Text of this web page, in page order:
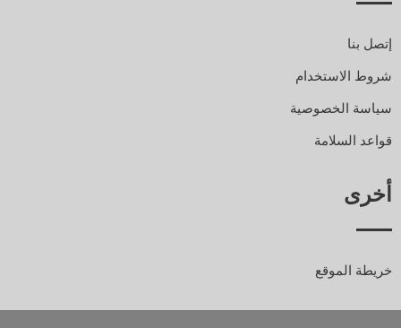
إتصل بنا
شروط الاستخدام
سياسة الخصوصية
قواعد السلامة
أخرى
خريطة الموقع